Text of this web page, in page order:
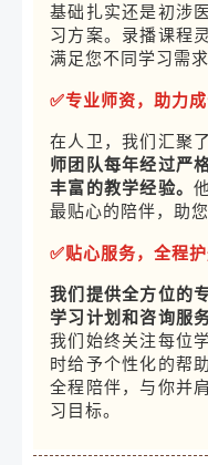
基础扎实还是初涉
习方案。录播课程
满足您不同学习需
✅专业师资，助力
在人卫，我们汇聚
师团队每年经过严
丰富的教学经验。
最贴心的陪伴，助
✅贴心服务，全程
我们提供全方位的
学习计划和咨询服
我们始终关注每位
时给予个性化的帮
全程陪伴，与你并
习目标。